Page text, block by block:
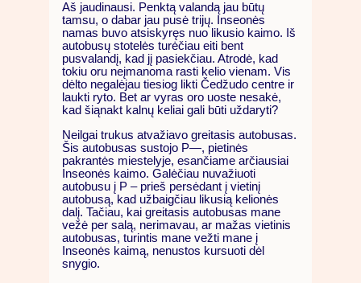
Aš jaudinausi. Penktą valandą jau būtų
tamsu, o dabar jau pusė trijų. Inseonės
namas buvo atsiskyręs nuo likusio kaimo. Iš
autobusų stotelės turėčiau eiti bent
pusvalandį, kad jį pasiekčiau. Atrodė, kad
tokiu oru neįmanoma rasti kelio vienam. Vis
dėlto negalėjau tiesiog likti Čedžudo centre ir
laukti ryto. Bet ar vyras oro uoste nesakė,
kad šiąnakt kalnų keliai gali būti uždaryti?
Neilgai trukus atvažiavo greitasis autobusas.
Šis autobusas sustojo P—, pietinės
pakrantės miestelyje, esančiame arčiausiai
Inseonės kaimo. Galėčiau nuvažiuoti
autobusu į P – prieš persėdant į vietinį
autobusą, kad užbaigčiau likusią kelionės
dalį. Tačiau, kai greitasis autobusas mane
vežė per salą, nerimavau, ar mažas vietinis
autobusas, turintis mane vežti mane į
Inseonės kaimą, nenustos kursuoti dėl
snygio.